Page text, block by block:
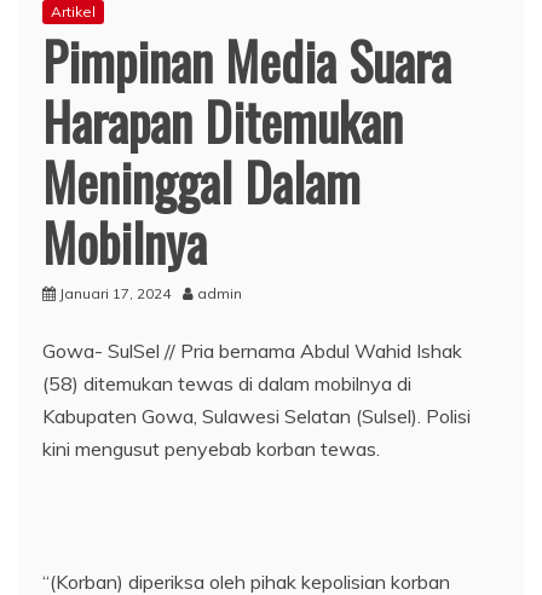
Artikel
Pimpinan Media Suara
Harapan Ditemukan
Meninggal Dalam
Mobilnya
Januari 17, 2024 admin
Gowa- SulSel // Pria bernama Abdul Wahid Ishak
(58) ditemukan tewas di dalam mobilnya di
Kabupaten Gowa, Sulawesi Selatan (Sulsel). Polisi
kini mengusut penyebab korban tewas.
“(Korban) diperiksa oleh pihak kepolisian korban